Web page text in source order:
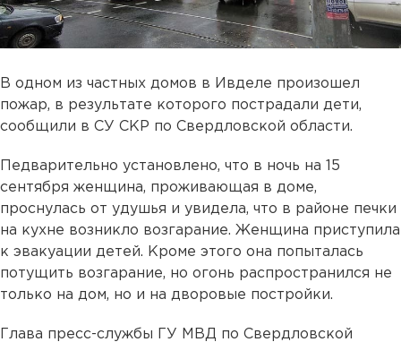
В одном из частных домов в Ивделе произошел
пожар, в результате которого пострадали дети,
сообщили в СУ СКР по Свердловской области.
Педварительно установлено, что в ночь на 15
сентября женщина, проживающая в доме,
проснулась от удушья и увидела, что в районе печки
на кухне возникло возгарание. Женщина приступила
к эвакуации детей. Кроме этого она попыталась
потущить возгарание, но огонь распространился не
только на дом, но и на дворовые постройки.
Глава пресс-службы ГУ МВД по Свердловской